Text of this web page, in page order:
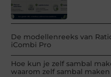
De modellenreeks van
iCombi Pro
Hoe kun je zelf sambal
waarom zelf sambal